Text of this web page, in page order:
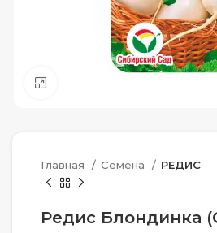
Главная Семена РЕДИС
Редис Блондинка